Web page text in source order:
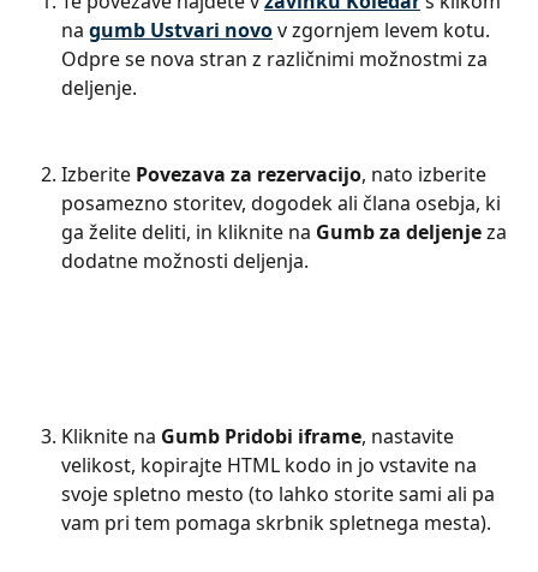
na gumb Ustvari novo v zgornjem levem kotu.
Odpre se nova stran z različnimi možnostmi za
deljenje.
Izberite Povezava za rezervacijo, nato izberite
posamezno storitev, dogodek ali člana osebja, ki
ga želite deliti, in kliknite na Gumb za deljenje za
dodatne možnosti deljenja.
Kliknite na Gumb Pridobi iframe, nastavite
velikost, kopirajte HTML kodo in jo vstavite na
svoje spletno mesto (to lahko storite sami ali pa
vam pri tem pomaga skrbnik spletnega mesta).